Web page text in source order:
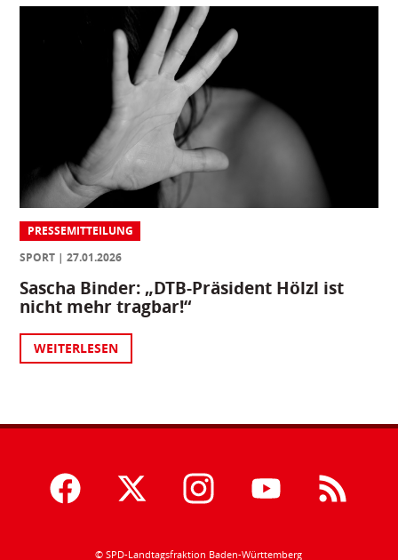
PRESSEMITTEILUNG
SPORT
27.01.2026
Sascha Binder: „DTB-Präsident Hölzl ist
nicht mehr tragbar!“
WEITERLESEN
© SPD-Landtagsfraktion Baden-Württemberg